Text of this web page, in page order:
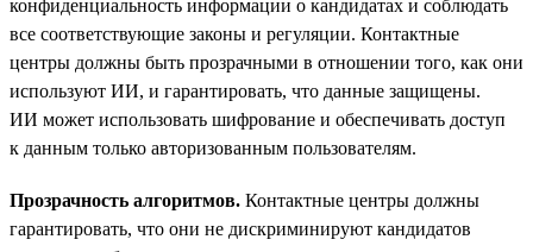
конфиденциальность информации о кандидатах и соблюдать
все соответствующие законы и регуляции. Контактные
центры должны быть прозрачными в отношении того, как они
используют ИИ, и гарантировать, что данные защищены.
ИИ может использовать шифрование и обеспечивать доступ
к данным только авторизованным пользователям.
Прозрачность алгоритмов. Контактные центры должны
гарантировать, что они не дискриминируют кандидатов